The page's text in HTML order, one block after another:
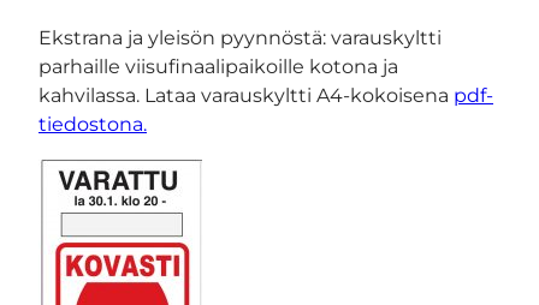
Ekstrana ja yleisön pyynnöstä: varauskyltti
parhaille viisufinaalipaikoille kotona ja
kahvilassa. Lataa varauskyltti A4-kokoisena pdf-
tiedostona.